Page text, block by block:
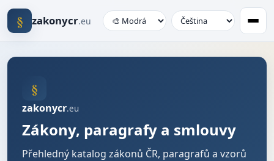
§ zakonycr.eu
§
zakonycr.eu
Zákony, paragrafy a smlouvy
Přehledný katalog zákonů ČR, paragrafů a vzorů